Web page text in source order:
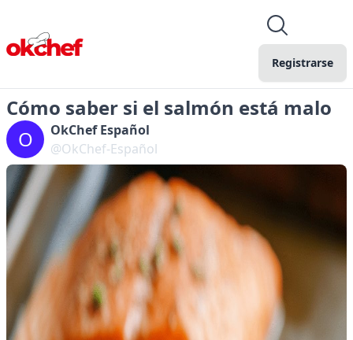
Registrarse
Cómo saber si el salmón está malo
O
OkChef Español
@OkChef-Español